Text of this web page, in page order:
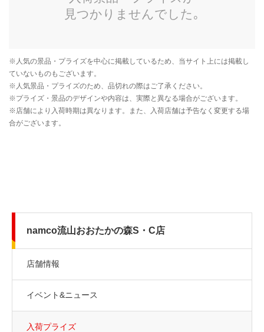
namco流山おおたかの森S・C店
店舗情報
イベント&ニュース
入荷プライズ